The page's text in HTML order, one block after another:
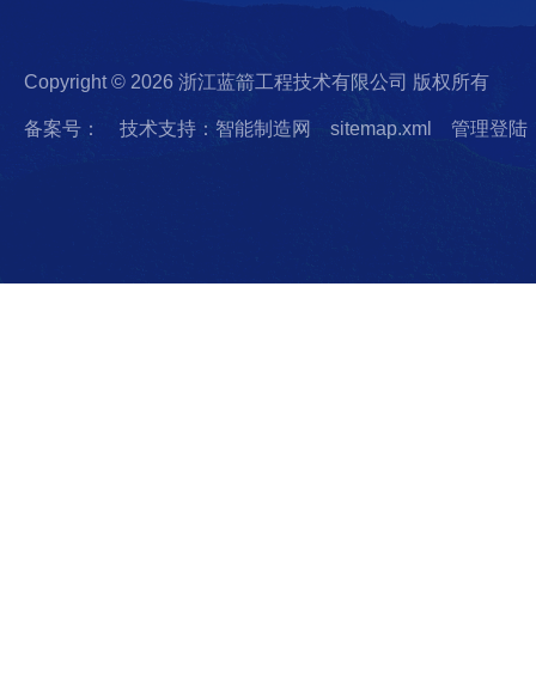
Copyright © 2026 浙江蓝箭工程技术有限公司 版权所有
备案号： 技术支持：智能制造网 sitemap.xml 管理登陆